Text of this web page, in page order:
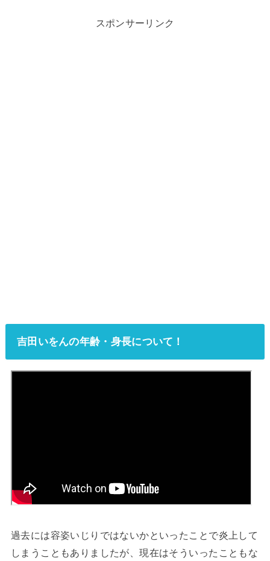
スポンサーリンク
吉田いをんの年齢・身長について！
過去には容姿いじりではないかといったことで炎上して
しまうこともありましたが、現在はそういったこともな